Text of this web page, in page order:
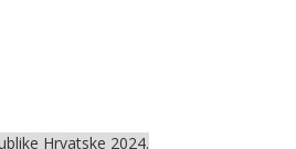
Hrvatske 2024.